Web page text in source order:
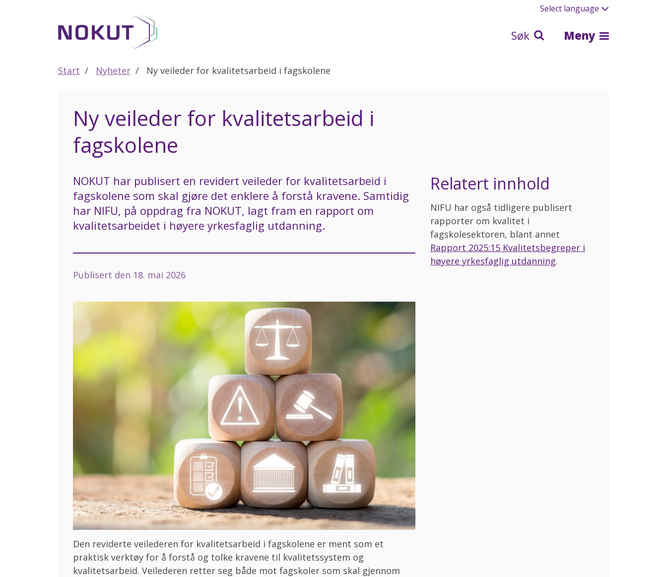
Select language
Søk Meny
Start Nyheter Ny veileder for kvalitetsarbeid i fagskolene
Ny veileder for kvalitetsarbeid i
fagskolene
NOKUT har publisert en revidert veileder for kvalitetsarbeid i
fagskolene som skal gjøre det enklere å forstå kravene. Samtidig
har NIFU, på oppdrag fra NOKUT, lagt fram en rapport om
kvalitetsarbeidet i høyere yrkesfaglig utdanning.
Publisert den 18. mai 2026
Den reviderte veilederen for kvalitetsarbeid i fagskolene er ment som et
praktisk verktøy for å forstå og tolke kravene til kvalitetssystem og
kvalitetsarbeid. Veilederen retter seg både mot fagskoler som skal gjennom
Relatert innhold
NIFU har også tidligere publisert
rapporter om kvalitet i
fagskolesektoren, blant annet
Rapport 2025:15 Kvalitetsbegreper i
høyere yrkesfaglig utdanning.